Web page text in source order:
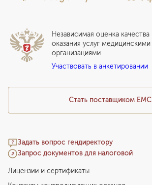
Стационар
Прайс-лист
Подарочный сертификат EMC
Медицинский туризм
Программы привилегий
Стать поставщиком ЕМС
Задать вопрос гендиректору
Запрос документов для налоговой
Независимая оценка качества
оказания услуг медицинскими
организациями
Участвовать в анкетировании
Лицензии и сертификаты